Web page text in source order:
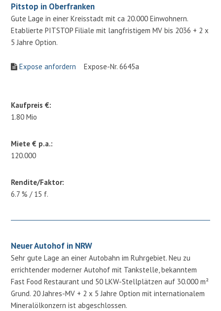
Pitstop in Oberfranken
Gute Lage in einer Kreisstadt mit ca 20.000 Einwohnern.
Etablierte PITSTOP Filiale mit langfristigem MV bis 2036 + 2 x
5 Jahre Option.
Expose anfordern Expose-Nr. 6645a
Kaufpreis €:
1.80 Mio
Miete € p.a.:
120.000
Rendite/Faktor:
6.7 % / 15 f.
Neuer Autohof in NRW
Sehr gute Lage an einer Autobahn im Ruhrgebiet. Neu zu
errichtender moderner Autohof mit Tankstelle, bekanntem
Fast Food Restaurant und 50 LKW-Stellplätzen auf 30.000 m²
Grund. 20 Jahres-MV + 2 x 5 Jahre Option mit internationalem
Mineralölkonzern ist abgeschlossen.